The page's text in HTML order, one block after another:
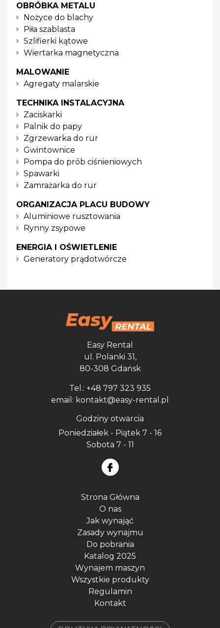
OBRÓBKA METALU
Nożyce do blachy
Piła szablasta
Szlifierki kątowe
Wiertarka magnetyczna
MALOWANIE
Agregaty malarskie
TECHNIKA INSTALACYJNA
Zaciskarki
Palnik do papy
Zgrzewarka do rur
Gwintownice
Pompa do prób ciśnieniowych
Spawarki
Zamrażarka do rur
ORGANIZACJA PLACU BUDOWY
Aluminiowe rusztowania
Rynny zsypowe
ENERGIA I OŚWIETLENIE
Generatory prądotwórcze
Easy Rental
ul. Polanki 31,
80-308 Gdańsk
Tel.: +48 797 323 935
email: kontakt@easy-rental.pl
Godziny otwarcia
Poniedziałek - Piątek 7 - 16
Sobota 7 - 11
Strona Główna
O nas
Jak wynająć
Zasady wynajmu
Do pobrania
Katalog 2025
Wynajem maszyn
Wszystkie produkty
Regulamin
Kontakt